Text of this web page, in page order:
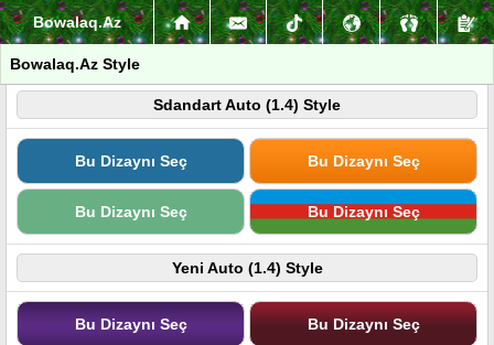
Bowalaq.Az
Bowalaq.Az Style
Sdandart Auto (1.4) Style
Bu Dizaynı Seç Bu Dizaynı Seç
Bu Dizaynı Seç Bu Dizaynı Seç
Yeni Auto (1.4) Style
Bu Dizaynı Seç Bu Dizaynı Seç